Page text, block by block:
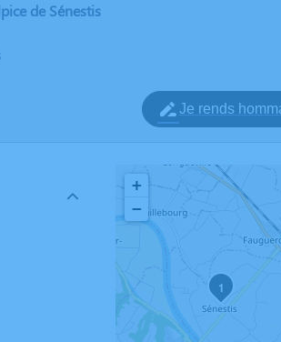
de Sénestis
Je rends
1
+
−